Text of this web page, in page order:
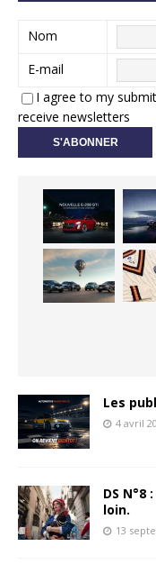
Nom
E-mail
I agree to my
receive newsletters
Les
4 avril
DS
loin.
13